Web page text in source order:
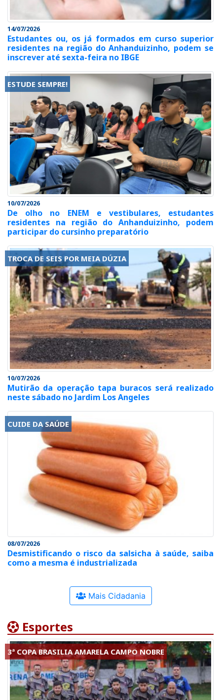
14/07/2026
Estudantes ou, os já formados em curso superior
residentes na região do Anhanduizinho, podem se
inscrever até sexta-feira no IBGE
ESTUDE SEMPRE!
10/07/2026
De olho no ENEM e vestibulares, estudantes
residentes na região do Anhanduizinho, podem
participar do cursinho preparatório
TROCA DE SEIS POR MEIA DÚZIA
10/07/2026
Mutirão da operação tapa buracos será realizado
neste sábado no Jardim Los Angeles
CUIDE DA SAÚDE
08/07/2026
Desmistificando o risco da salsicha à saúde, saiba
como a mesma é industrializada
Mais Cidadania
Esportes
3ª COPA BRASILIA AMARELA CAMPO NOBRE